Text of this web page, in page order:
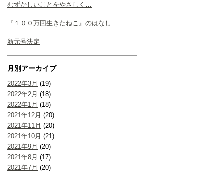
むずかしいことをやさしく…
『１００万回生きたねこ』のはなし
新元号決定
月別アーカイブ
2022年3月 (19)
2022年2月 (18)
2022年1月 (18)
2021年12月 (20)
2021年11月 (20)
2021年10月 (21)
2021年9月 (20)
2021年8月 (17)
2021年7月 (20)